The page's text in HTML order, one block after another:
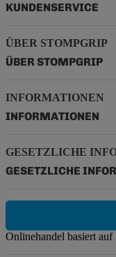
KUNDENSERVICE
ÜBER STOMPGRIP
ÜBER STOMPGRIP
INFORMATIONEN
INFORMATIONEN
GESETZLICHE
GESETZLICHE
Onlinehandel basiert auf